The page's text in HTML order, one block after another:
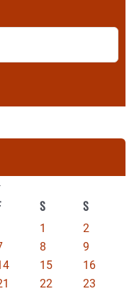
S S
1
2
8
9
15
16
22
23